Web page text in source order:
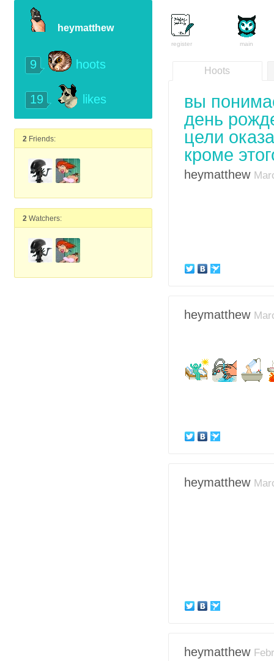
heymatthew
9 hoots
19 likes
2 Friends:
2 Watchers:
register main
Hoots
вы
день
цели
кроме
heymatthew
heymatthew
heymatthew
heymatthew